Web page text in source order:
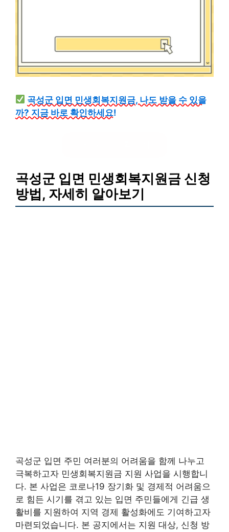
곡성군 입면 민생회복지원금, 나도 받을 수 있을
까? 지금 바로 확인하세요!
곡성군 입면 민생회복지원금 신청
방법, 자세히 알아보기
곡성군 입면 주민 여러분의 어려움을 함께 나누고
극복하고자 민생회복지원금 지원 사업을 시행합니
다. 본 사업은 코로나19 장기화 및 경제적 어려움으
로 힘든 시기를 겪고 있는 입면 주민들에게 긴급 생
활비를 지원하여 지역 경제 활성화에도 기여하고자
마련되었습니다. 본 공지에서는 지원 대상, 신청 방